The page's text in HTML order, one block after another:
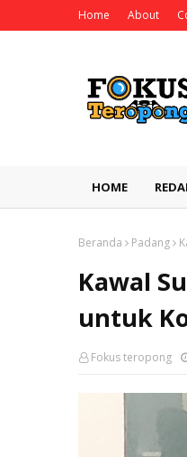
Home About
HOME
Beranda Padang
Kawal
untuk
Fokus teropong